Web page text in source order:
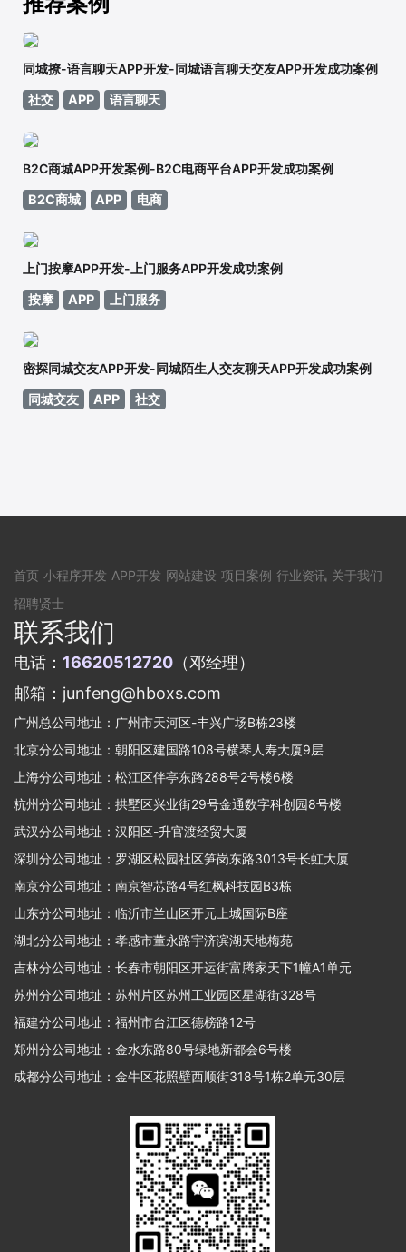
同城撩-语言聊天APP开发-同城语言聊天交友APP开发成功案例
社交
APP 语言聊天
B2C商城APP开发案例-B2C电商平台APP开发成功案例
B2C商城
APP 电商
上门按摩APP开发-上门服务APP开发成功案例
按摩
APP 上门服务
密探同城交友APP开发-同城陌生人交友聊天APP开发成功案例
同城交友
APP 社交
首页 小程序开发 APP开发 网站建设 项目案例 行业资讯 关于我们
招聘贤士
联系我们
电话： 16620512720 （邓经理）
邮箱：junfeng@hboxs.com
广州总公司地址：广州市天河区-丰兴广场B栋23楼
北京分公司地址：朝阳区建国路108号横琴人寿大厦9层
上海分公司地址：松江区伴亭东路288号2号楼6楼
杭州分公司地址：拱墅区兴业街29号金通数字科创园8号楼
武汉分公司地址：汉阳区-升官渡经贸大厦
深圳分公司地址：罗湖区松园社区笋岗东路3013号长虹大厦
南京分公司地址：南京智芯路4号红枫科技园B3栋
山东分公司地址：临沂市兰山区开元上城国际B座
湖北分公司地址：孝感市董永路宇济滨湖天地梅苑
吉林分公司地址：长春市朝阳区开运街富腾家天下1幢A1单元
苏州分公司地址：苏州片区苏州工业园区星湖街328号
福建分公司地址：福州市台江区德榜路12号
郑州分公司地址：金水东路80号绿地新都会6号楼
成都分公司地址：金牛区花照壁西顺街318号1栋2单元30层